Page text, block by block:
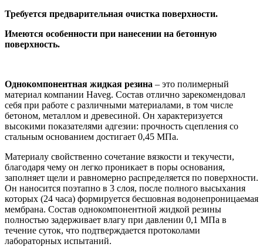
Требуется предварительная очистка поверхности.
Имеются особенности при нанесении на бетонную
поверхность.
Однокомпонентная жидкая резина – это полимерный
материал компании Haveg. Состав отлично зарекомендовал
себя при работе с различными материалами, в том числе
бетоном, металлом и древесиной. Он характеризуется
высокими показателями адгезии: прочность сцепления со
стальным основанием достигает 0,45 МПа.
Материалу свойственно сочетание вязкости и текучести,
благодаря чему он легко проникает в поры основания,
заполняет щели и равномерно распределяется по поверхности.
Он наносится поэтапно в 3 слоя, после полного высыхания
которых (24 часа) формируется бесшовная водонепроницаемая
мембрана. Состав однокомпонентной жидкой резины
полностью задерживает влагу при давлении 0,1 МПа в
течение суток, что подтверждается протоколами
лабораторных испытаний.